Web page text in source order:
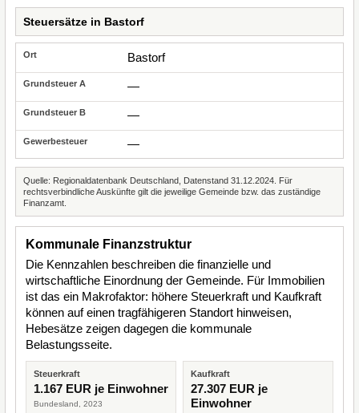
Steuersätze in Bastorf
Bastorf
—
—
—
Quelle: Regionaldatenbank Deutschland, Datenstand 31.12.2024. Für
rechtsverbindliche Auskünfte gilt die jeweilige Gemeinde bzw. das zuständige
Finanzamt.
Kommunale Finanzstruktur
Die Kennzahlen beschreiben die finanzielle und
wirtschaftliche Einordnung der Gemeinde. Für Immobilien
ist das ein Makrofaktor: höhere Steuerkraft und Kaufkraft
können auf einen tragfähigeren Standort hinweisen,
Hebesätze zeigen dagegen die kommunale
Belastungsseite.
Steuerkraft
1.167 EUR je Einwohner
Bundesland, 2023
Kaufkraft
27.307 EUR je
Einwohner